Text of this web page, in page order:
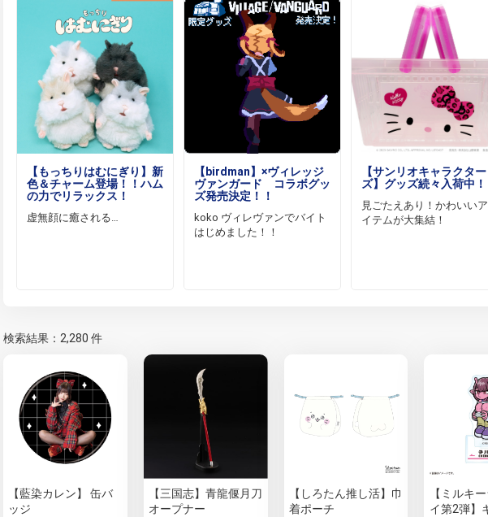
【もっちりはむにぎり】新
色＆チャーム登場！！ハム
の力でリラックス！
虚無顔に癒される…
【birdman】×ヴィレッジ
ヴァンガード コラボグッ
ズ発売決定！！
koko ヴィレヴァンでバイト
はじめました！！
【サンリオキャラクター
ズ】グッズ続々入荷中！
見ごたえあり！かわいいア
イテムが大集結！
検索結果：2,280 件
【藍染カレン】 缶バ
ッジ
【三国志】青龍偃月刀
オープナー
【しろたん推し活】巾
着ポーチ
【ミルキ
イ第2弾】